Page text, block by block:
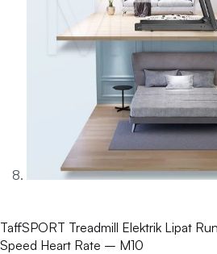
TaffSPORT Treadmill Elektrik Lipat
Speed Heart Rate – M10